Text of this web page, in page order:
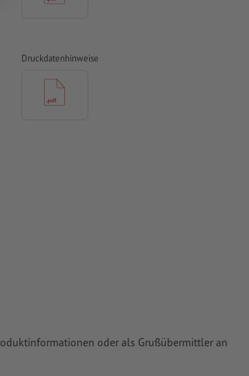
Druckdatenhinweise
oder als Grußübermittler an